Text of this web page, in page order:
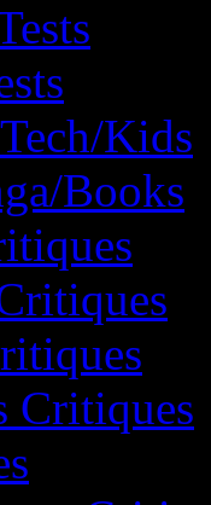
Kids
Books
Critiques